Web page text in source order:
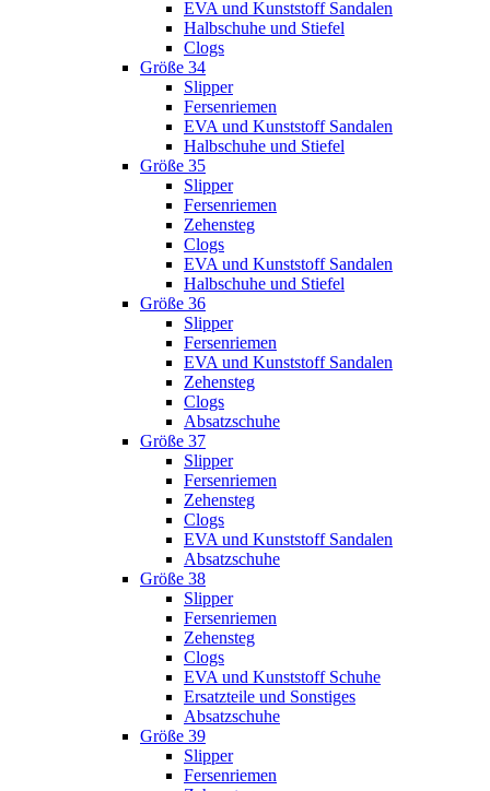
EVA und Kunststoff Sandalen
Halbschuhe und Stiefel
Clogs
Größe 34
Slipper
Fersenriemen
EVA und Kunststoff Sandalen
Halbschuhe und Stiefel
Größe 35
Slipper
Fersenriemen
Zehensteg
Clogs
EVA und Kunststoff Sandalen
Halbschuhe und Stiefel
Größe 36
Slipper
Fersenriemen
EVA und Kunststoff Sandalen
Zehensteg
Clogs
Absatzschuhe
Größe 37
Slipper
Fersenriemen
Zehensteg
Clogs
EVA und Kunststoff Sandalen
Absatzschuhe
Größe 38
Slipper
Fersenriemen
Zehensteg
Clogs
EVA und Kunststoff Schuhe
Ersatzteile und Sonstiges
Absatzschuhe
Größe 39
Slipper
Fersenriemen